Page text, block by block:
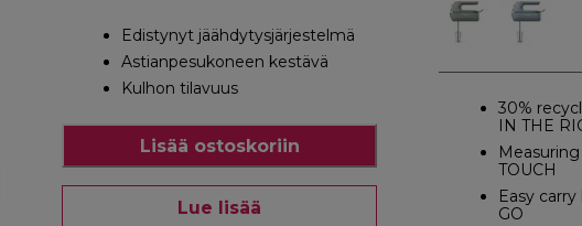
Edistynyt jäähdytysjärjestelmä
Astianpesukoneen kestävä
Kulhon tilavuus
Lisää ostoskoriin
Lue lisää
30%
IN THE
TOUCH
Easy
GO